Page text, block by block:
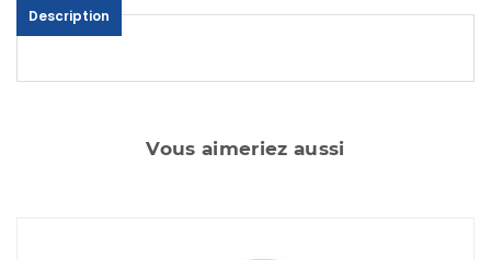
Description
Vous aimeriez aussi